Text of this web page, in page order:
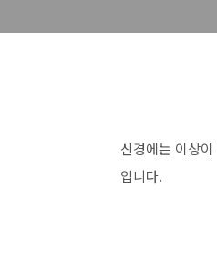
신경에는 이상
입니다.